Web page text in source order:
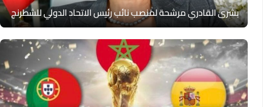
بشرى القادري مرشحة لمنصب نائب رئيس الاتحاد الدولي للشطرنج